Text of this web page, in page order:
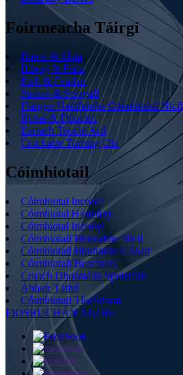
Foirmeacha Táirgí
Barraí & Slata
Bileog & Pláta
Píob & Feadán
Stráice & Scragall
Flanges Gaibhnithe Cóimhiotail Nicil
Boltaí & Dúntóirí
Earrach Teocht Ard
Crochaire Turbing Ola
Cóimhiotail
Cóimhiotal Inconel
Cóimhiotal Hastelloy
Cóimhiotal Incoloy
Cóimhiotail Bhunaithe Nicil
Cóimhiotail Bhunaithe Cóbalt
Cóimhiotail Beachtais
Cruach Dhosmálta Speisialta
Ábhair Táthú
Cóimhiotail Tíotáiniam
FIOSRÚCHÁN ANOIS